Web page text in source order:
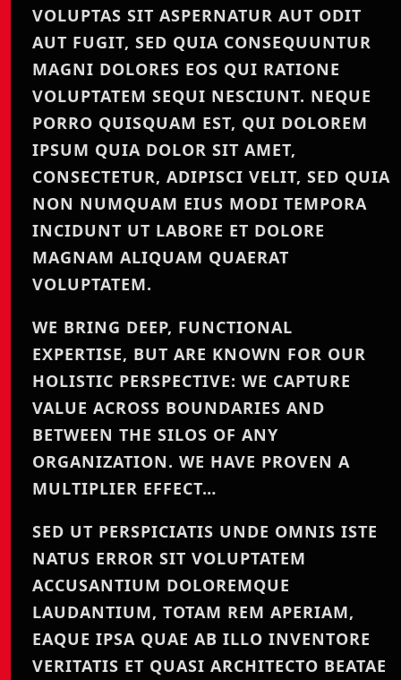
VOLUPTAS SIT ASPERNATUR AUT ODIT
AUT FUGIT, SED QUIA CONSEQUUNTUR
MAGNI DOLORES EOS QUI RATIONE
VOLUPTATEM SEQUI NESCIUNT. NEQUE
PORRO QUISQUAM EST, QUI DOLOREM
IPSUM QUIA DOLOR SIT AMET,
CONSECTETUR, ADIPISCI VELIT, SED QUIA
NON NUMQUAM EIUS MODI TEMPORA
INCIDUNT UT LABORE ET DOLORE
MAGNAM ALIQUAM QUAERAT
VOLUPTATEM.
WE BRING DEEP, FUNCTIONAL
EXPERTISE, BUT ARE KNOWN FOR OUR
HOLISTIC PERSPECTIVE: WE CAPTURE
VALUE ACROSS BOUNDARIES AND
BETWEEN THE SILOS OF ANY
ORGANIZATION. WE HAVE PROVEN A
MULTIPLIER EFFECT…
SED UT PERSPICIATIS UNDE OMNIS ISTE
NATUS ERROR SIT VOLUPTATEM
ACCUSANTIUM DOLOREMQUE
LAUDANTIUM, TOTAM REM APERIAM,
EAQUE IPSA QUAE AB ILLO INVENTORE
VERITATIS ET QUASI ARCHITECTO BEATAE